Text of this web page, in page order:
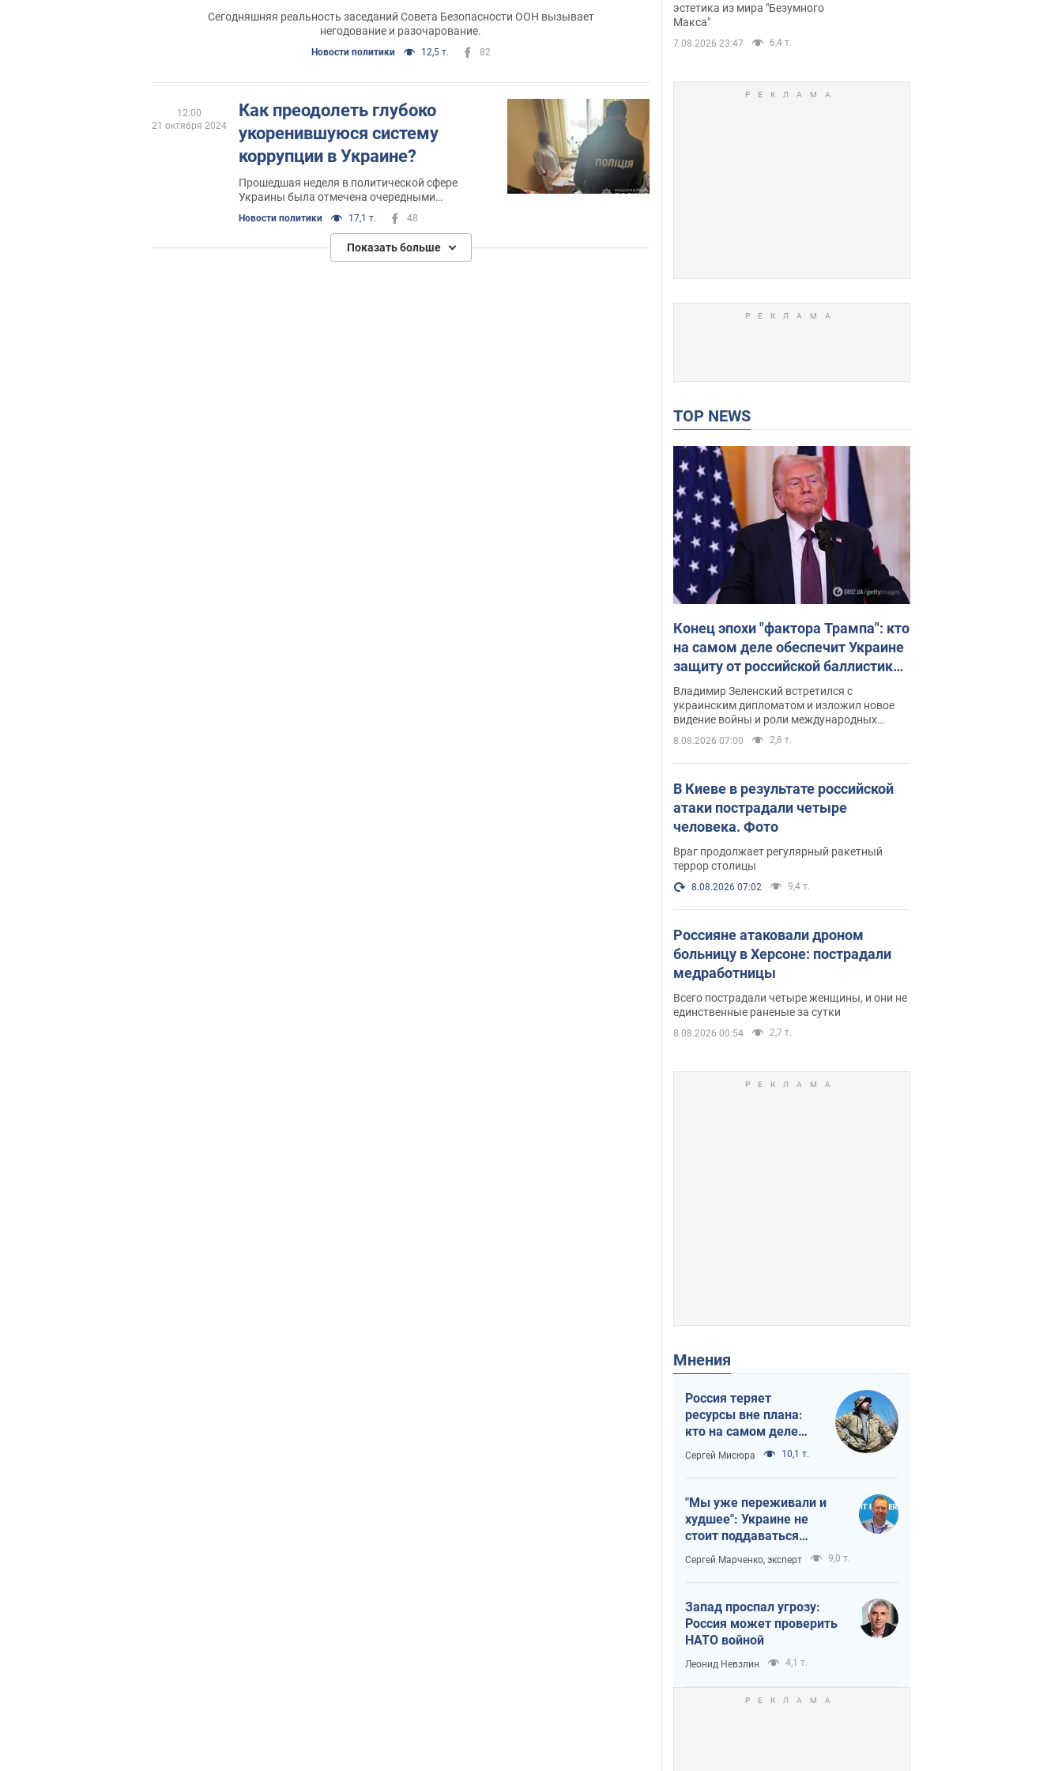
Сегодняшняя реальность заседаний Совета Безопасности ООН вызывает
негодование и разочарование.
Новости политики 12,5 т. 82
Как преодолеть глубоко
укоренившуюся систему
коррупции в Украине?
Прошедшая неделя в политической сфере
Украины была отмечена очередными
коррупционными скандалами
Новости политики 17,1 т. 48
12:00
21 октября 2024
Показать больше
дронов. Фото
эстетика из мира "Безумного
Макса"
7.08.2026 23:47 6,4 т.
TOP NEWS
Конец эпохи "фактора Трампа": кто
на самом деле обеспечит Украине
защиту от российской баллистики.
Интервью с Безсмертным
Владимир Зеленский встретился с
украинским дипломатом и изложил новое
видение войны и роли международных
партнеров в борьбе с Россией
8.08.2026 07:00 2,8 т.
В Киеве в результате российской
атаки пострадали четыре
человека. Фото
Враг продолжает регулярный ракетный
террор столицы
8.08.2026 07:02 9,4 т.
Россияне атаковали дроном
больницу в Херсоне: пострадали
медработницы
Всего пострадали четыре женщины, и они не
единственные раненые за сутки
8.08.2026 00:54 2,7 т.
Мнения
Россия теряет
ресурсы вне плана:
кто на самом деле
диктует темп войны
Сергей Мисюра 10,1 т.
"Мы уже переживали и
худшее": Украине не
стоит поддаваться
отчаянию из-за
ракетного террора
Сергей Марченко, эксперт 9,0 т.
Запад проспал угрозу:
Россия может проверить
НАТО войной
Леонид Невзлин 4,1 т.